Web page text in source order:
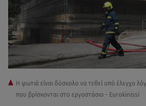
Η φωτιά είναι δύσκολο να τεθεί υπό έλεγχο
που βρίσκονται στο εργοστάσιο - Eurokinissi